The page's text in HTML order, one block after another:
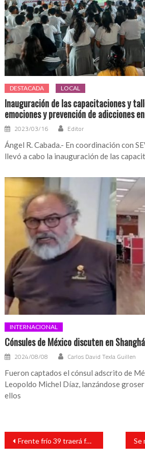
DESTACADA LOCAL
Inauguración de las capacitaciones y
emociones y prevención de adicciones
2023/03/16 Editor
Ángel R. Cabada.- En coordinación con
llevó a cabo la inauguración de las
INTERNACIONAL
Cónsules de México discuten en
2024/08/08 Carlos David Texla Guillen
Fueron captados el cónsul adscrito de
Leopoldo Michel Díaz, lanzándose
ellos
Navegación
entradas
Frente frío 39 traerá fuertes vientos